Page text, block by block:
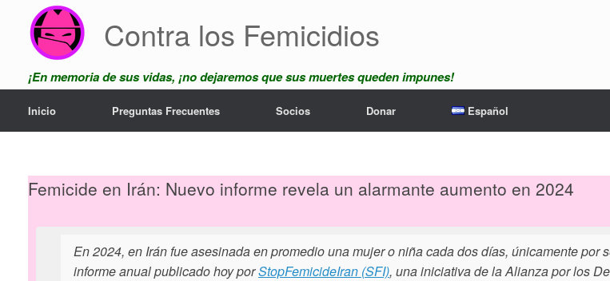
content
Contra los Femicidios
¡En memoria de sus vidas, ¡no dejaremos que sus muertes queden impunes!
Inicio Preguntas Frecuentes Socios Donar Español
Femicide en Irán: Nuevo informe revela un alarmante aumento en 2024
En 2024, en Irán fue asesinada en promedio una mujer o niña cada dos días, únicamente por
informe anual publicado hoy porStopFemicideIran (SFI), una iniciativa de la Alianza por los